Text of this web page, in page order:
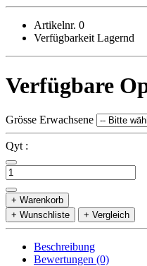
Artikelnr. 0
Verfügbarkeit Lagernd
Verfügbare
Grösse Erwachsene
Qyt :
+ Warenkorb
+ Wunschliste
+ Vergleich
Beschreibung
Bewertungen (0)